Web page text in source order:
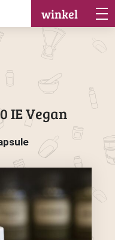
winkel
IE Vegan